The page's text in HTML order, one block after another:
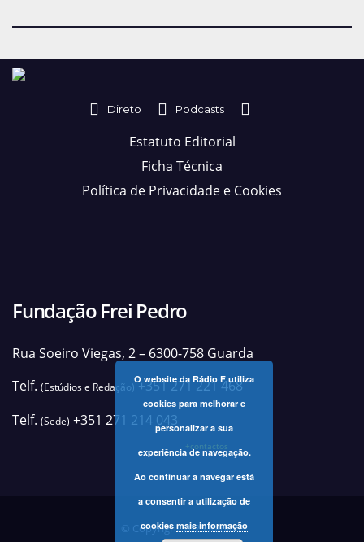
Direto Podcasts
Estatuto Editorial
Ficha Técnica
Política de Privacidade e Cookies
Fundação Frei Pedro
Rua Soeiro Viegas, 2 – 6300-758 Guarda
Telf. (Estúdios e Redação)+351 271 221 468
Telf. (Sede) +351 271 214 043
+contactos
© Copyright 2025 Rádio F
O website da Rádio F utiliza
cookies para melhorar e
personalizar a sua
experiência de navegação.
Ao continuar a navegar está
a consentir a utilização de
cookiesmais informação